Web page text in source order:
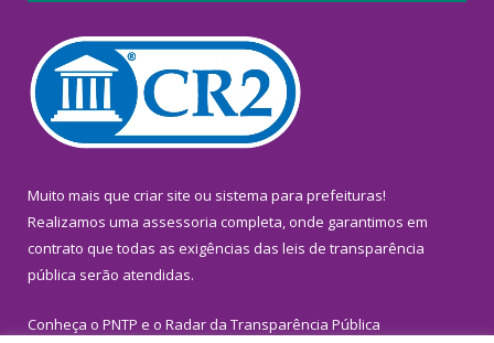
Muito mais que criar site ou sistema para prefeituras!
Realizamos uma assessoria completa, onde garantimos em
contrato que todas as exigências das leis de transparência
pública serão atendidas.
Conheça o PNTP e o Radar da Transparência Pública